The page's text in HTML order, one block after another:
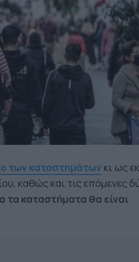
των καταστημάτωνκι ως εκ
καθώς και τις επόμενες
τα καταστήματα θα είναι